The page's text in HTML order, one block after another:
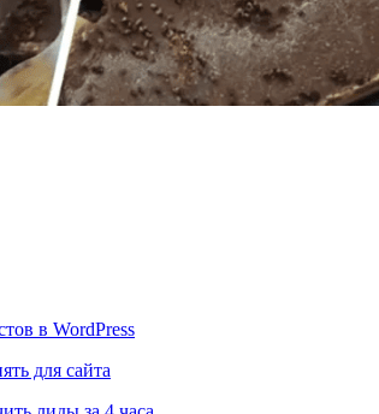
в WordPress
для сайта